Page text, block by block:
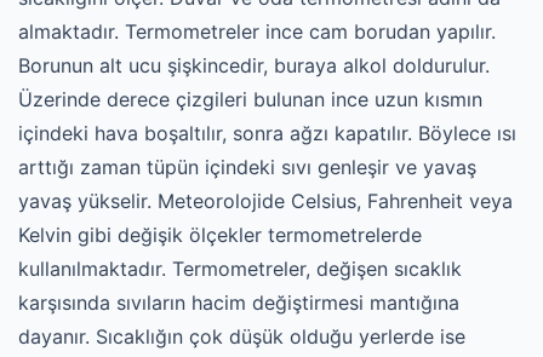
almaktadır. Termometreler ince cam borudan yapılır.
Borunun alt ucu şişkincedir, buraya alkol doldurulur.
Üzerinde derece çizgileri bulunan ince uzun kısmın
içindeki hava boşaltılır, sonra ağzı kapatılır. Böylece ısı
arttığı zaman tüpün içindeki sıvı genleşir ve yavaş
yavaş yükselir. Meteorolojide Celsius, Fahrenheit veya
Kelvin gibi değişik ölçekler termometrelerde
kullanılmaktadır. Termometreler, değişen sıcaklık
karşısında sıvıların hacim değiştirmesi mantığına
dayanır. Sıcaklığın çok düşük olduğu yerlerde ise